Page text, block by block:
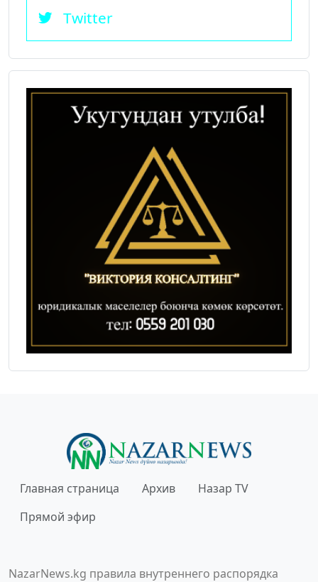
Twitter
Главная страница Архив
Назар TV
Прямой эфир
NazarNews.kg правила внутреннего распорядка